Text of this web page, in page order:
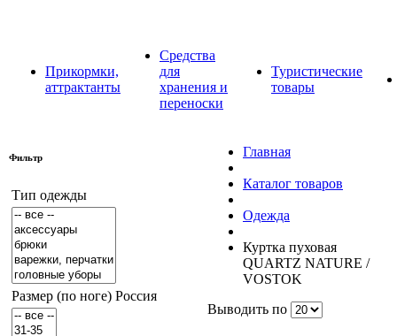
Прикормки,
аттрактанты
Средства
для
хранения и
переноски
Туристические
товары
Фильтр
Тип одежды
Размер (по ноге) Россия
Главная
Каталог товаров
Одежда
Куртка пуховая
QUARTZ NATURE /
VOSTOK
Выводить по